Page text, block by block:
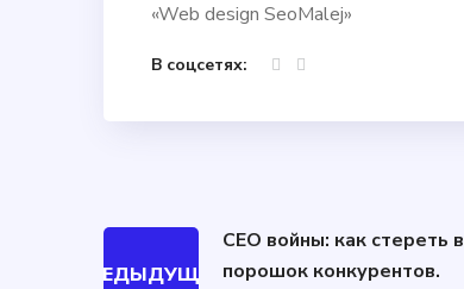
«Web design SeoMalej»
В соцсетях:
ПРЕДЫДУЩИЙ
СЕО войны: как стереть в
порошок конкурентов.